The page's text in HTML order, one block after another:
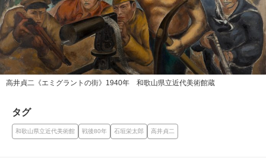
高井貞二《エミグラントの街》1940年 和歌山県立近代美術館蔵
タグ
和歌山県立近代美術館 戦後80年 石垣栄太郎 高井貞二